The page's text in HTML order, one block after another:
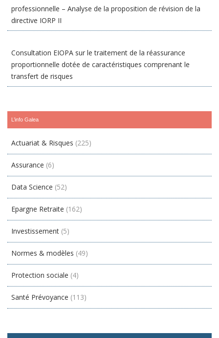
professionnelle – Analyse de la proposition de révision de la
directive IORP II
Consultation EIOPA sur le traitement de la réassurance
proportionnelle dotée de caractéristiques comprenant le
transfert de risques
L’info Galea
Actuariat & Risques (225)
Assurance (6)
Data Science (52)
Epargne Retraite (162)
Investissement (5)
Normes & modèles (49)
Protection sociale (4)
Santé Prévoyance (113)